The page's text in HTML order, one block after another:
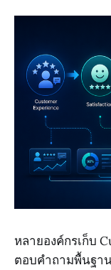
หลายองค์กรเก็บ
ตอบคำถามพื้นฐา